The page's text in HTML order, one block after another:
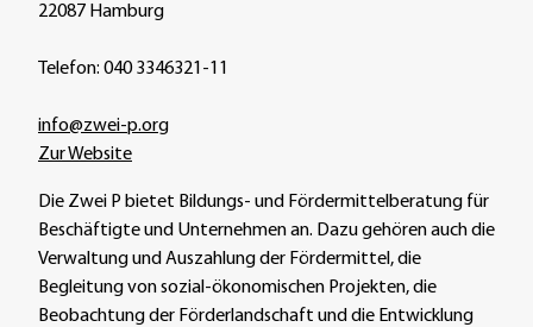
22087 Hamburg
Telefon: 040 3346321-11
info@zwei-p.org
Zur Website
Die Zwei P bietet Bildungs- und Fördermittelberatung für
Beschäftigte und Unternehmen an. Dazu gehören auch die
Verwaltung und Auszahlung der Fördermittel, die
Begleitung von sozial-ökonomischen Projekten, die
Beobachtung der Förderlandschaft und die Entwicklung